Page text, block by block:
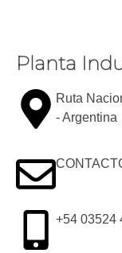
Planta
Ruta
- Argentina
+54 03524